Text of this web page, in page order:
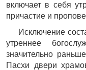
включает в себя
причастие и
Исключение
утреннее
значительно
Пасхи двери